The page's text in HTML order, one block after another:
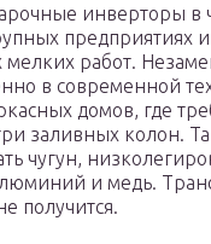
инверторы в
предприятиях
мелких работ.
в современной
домов, где
заливных колон.
чугун,
и медь.
получится.